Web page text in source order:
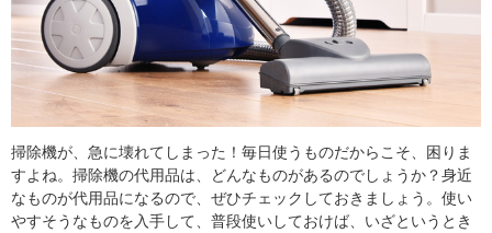
食材辞典
おすすめ
掃除機が、急に壊れてしまった！毎日使うものだからこそ、困りま
すよね。掃除機の代用品は、どんなものがあるのでしょうか？身近
なものが代用品になるので、ぜひチェックしておきましょう。使い
やすそうなものを入手して、普段使いしておけば、いざというとき